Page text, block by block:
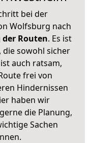
bei der
Wolfsburg nach
Routen. Es ist
die sowohl sicher
auch ratsam,
frei von
Hindernissen
haben wir
die Planung,
Sachen